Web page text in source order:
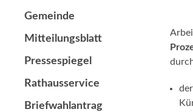
Gemeinde
Mitteilungsblatt
Pressespiegel
Rathausservice
Briefwahlantrag